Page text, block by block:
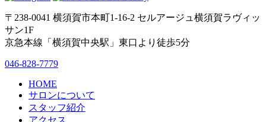
〒238-0041 横須賀市本町1-16-2 セルアージュ横須賀ラヴィッ
サン1F
京急本線「横須賀中央駅」東口より徒歩5分
046-828-7779
HOME
サロンについて
スタッフ紹介
アクセス